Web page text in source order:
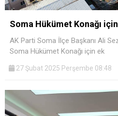
Soma Hükümet Konağı
AK Parti Soma İlçe Başkanı Ali
Soma Hükümet Konağı için ek
27 Şubat 2025 Perşembe 08:48